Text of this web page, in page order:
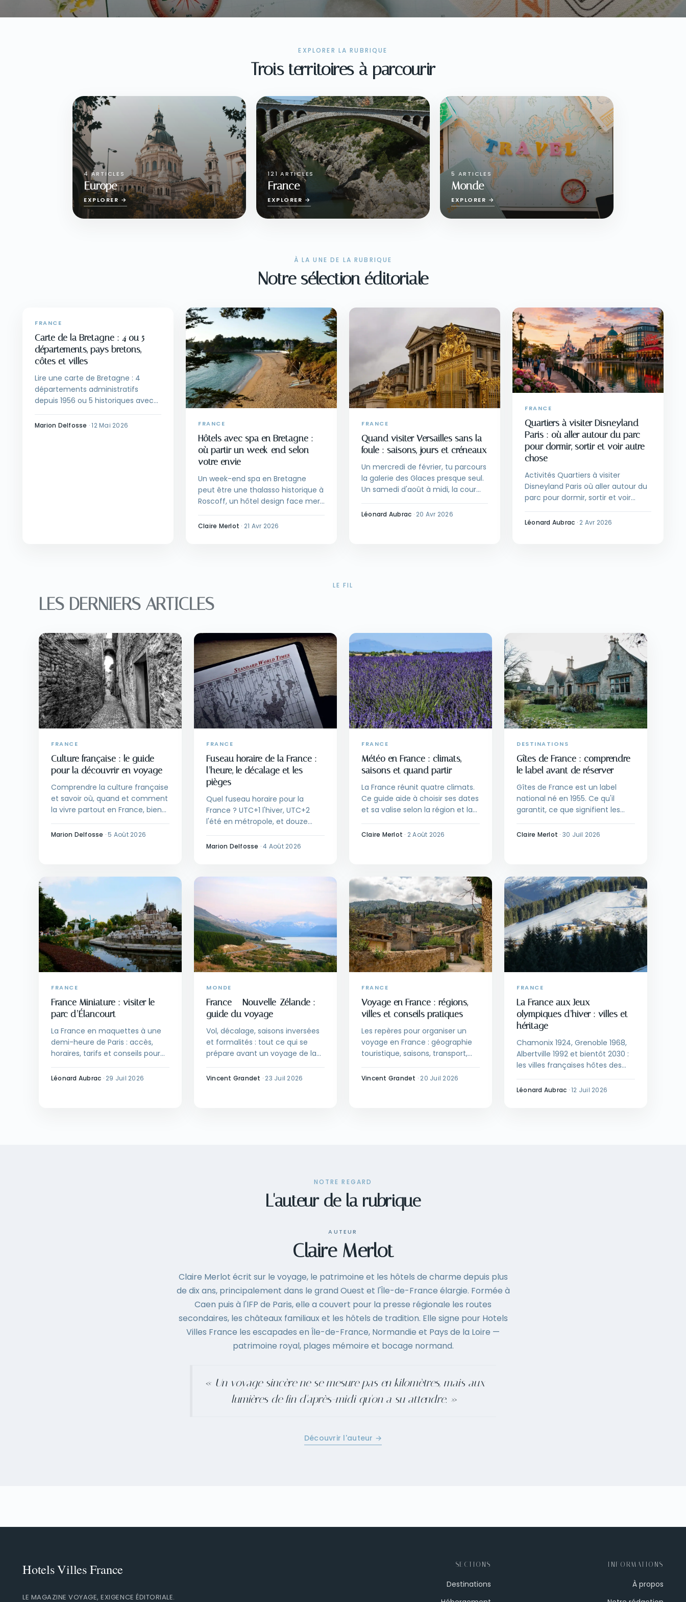
EXPLORER LA RUBRIQUE
Trois territoires à parcourir
4 ARTICLES
Europe
EXPLORER →
121 ARTICLES
France
EXPLORER →
5 ARTICLES
Monde
EXPLORER →
À LA UNE DE LA RUBRIQUE
Notre sélection éditoriale
FRANCE
Carte de la Bretagne : 4 ou 5
départements, pays bretons,
côtes et villes
Lire une carte de Bretagne : 4
départements administratifs
depuis 1956 ou 5 historiques avec
la Loire-Atlantique. Au-delà : pays
bretons traditionnels (Léon,
Marion Delfosse ·12 Mai 2026 FRANCE
Hôtels avec spa en Bretagne :
où partir un week-end selon
votre envie
Un week-end spa en Bretagne
peut être une thalasso historique à
Roscoff, un hôtel design face mer
à La Baule, ou une auberge du
Golfe du Morbihan. Trois univers,
Claire Merlot · 21 Avr 2026
FRANCE
Quand visiter Versailles sans la
foule : saisons, jours et créneaux
Un mercredi de février, tu parcours
la galerie des Glaces presque seul.
Un samedi d'août à midi, la cour
devient un embouteillage. Trois
régimes et trois leviers pour
Léonard Aubrac · 20 Avr 2026
FRANCE
Quartiers à visiter Disneyland
Paris : où aller autour du parc
pour dormir, sortir et voir autre
chose
Activités Quartiers à visiter
Disneyland Paris où aller autour du
parc pour dormir, sortir et voir
more
Léonard Aubrac · 2 Avr 2026
LE FIL
LES DERNIERS ARTICLES
FRANCE
Culture française : le guide
pour la découvrir en voyage
Comprendre la culture française
et savoir où, quand et comment
la vivre partout en France, bien
Marion Delfosse ·5 Août 2026
FRANCE
Fuseau horaire de la France :
l’heure, le décalage et les
pièges
Quel fuseau horaire pour la
France ? UTC+1 l'hiver, UTC+2
l'été en métropole, et douze
mer. Les décalages utiles et les
Marion Delfosse ·4 Août 2026
FRANCE
Météo en France : climats,
saisons et quand partir
La France réunit quatre climats.
Ce guide aide à choisir ses dates
et sa valise selon la région et la
Claire Merlot · 2 Août 2026
DESTINATIONS
Gîtes de France : comprendre
le label avant de réserver
Gîtes de France est un label
national né en 1955. Ce qu'il
garantit, ce que signifient les
comment réserver sereinement.
Claire Merlot · 30 Juil 2026
FRANCE
France Miniature : visiter le
parc d’Élancourt
La France en maquettes à une
demi-heure de Paris : accès,
horaires, tarifs et conseils pour
famille.
Léonard Aubrac · 29 Juil 2026
MONDE
France – Nouvelle-Zélande :
guide du voyage
Vol, décalage, saisons inversées
et formalités : tout ce qui se
prépare avant un voyage de la
Vincent Grandet · 23 Juil 2026
FRANCE
Voyage en France : régions,
villes et conseils pratiques
Les repères pour organiser un
voyage en France : géographie
touristique, saisons, transport,
Vincent Grandet · 20 Juil 2026
FRANCE
La France aux Jeux
olympiques d’hiver : villes et
héritage
Chamonix 1924, Grenoble 1968,
Albertville 1992 et bientôt 2030 :
les villes françaises hôtes des
visiter.
Léonard Aubrac ·12 Juil 2026
NOTRE REGARD
L'auteur de la rubrique
AUTEUR
Claire Merlot
Claire Merlot écrit sur le voyage, le patrimoine et les hôtels de charme depuis plus
de dix ans, principalement dans le grand Ouest et l'Île-de-France élargie. Formée à
Caen puis à l'IFP de Paris, elle a couvert pour la presse régionale les routes
secondaires, les châteaux familiaux et les hôtels de tradition. Elle signe pour Hotels
Villes France les escapades en Île-de-France, Normandie et Pays de la Loire —
patrimoine royal, plages mémoire et bocage normand.
« Un voyage sincère ne se mesure pas en kilomètres, mais aux
lumières de fin d'après-midi qu'on a su attendre. »
Découvrir l'auteur →
LE MAGAZINE VOYAGE, EXIGENCE ÉDITORIALE.
SECTIONS
Destinations
INFORMATIONS
À propos